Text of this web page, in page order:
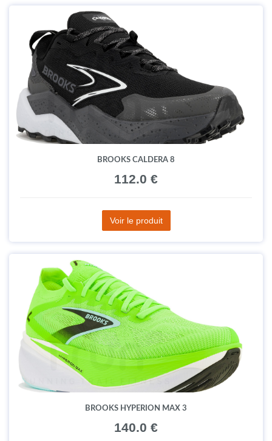
BROOKS CALDERA 8
112.0 €
Voir le produit
BROOKS HYPERION MAX 3
140.0 €